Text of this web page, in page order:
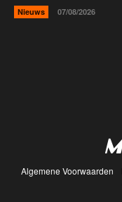
Nieuws 07/08/2026
Algemene Voorwaarden